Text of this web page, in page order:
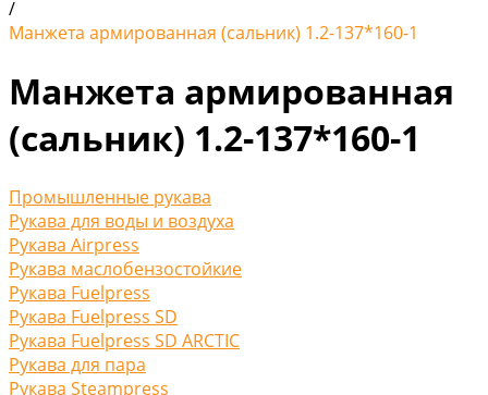
/
Манжета армированная (сальник) 1.2-137*160-1
Манжета армированная
(сальник) 1.2-137*160-1
Промышленные рукава
Рукава для воды и воздуха
Рукава Airpress
Рукава маслобензостойкие
Рукава Fuelpress
Рукава Fuelpress SD
Рукава Fuelpress SD ARCTIC
Рукава для пара
Рукава Steampress